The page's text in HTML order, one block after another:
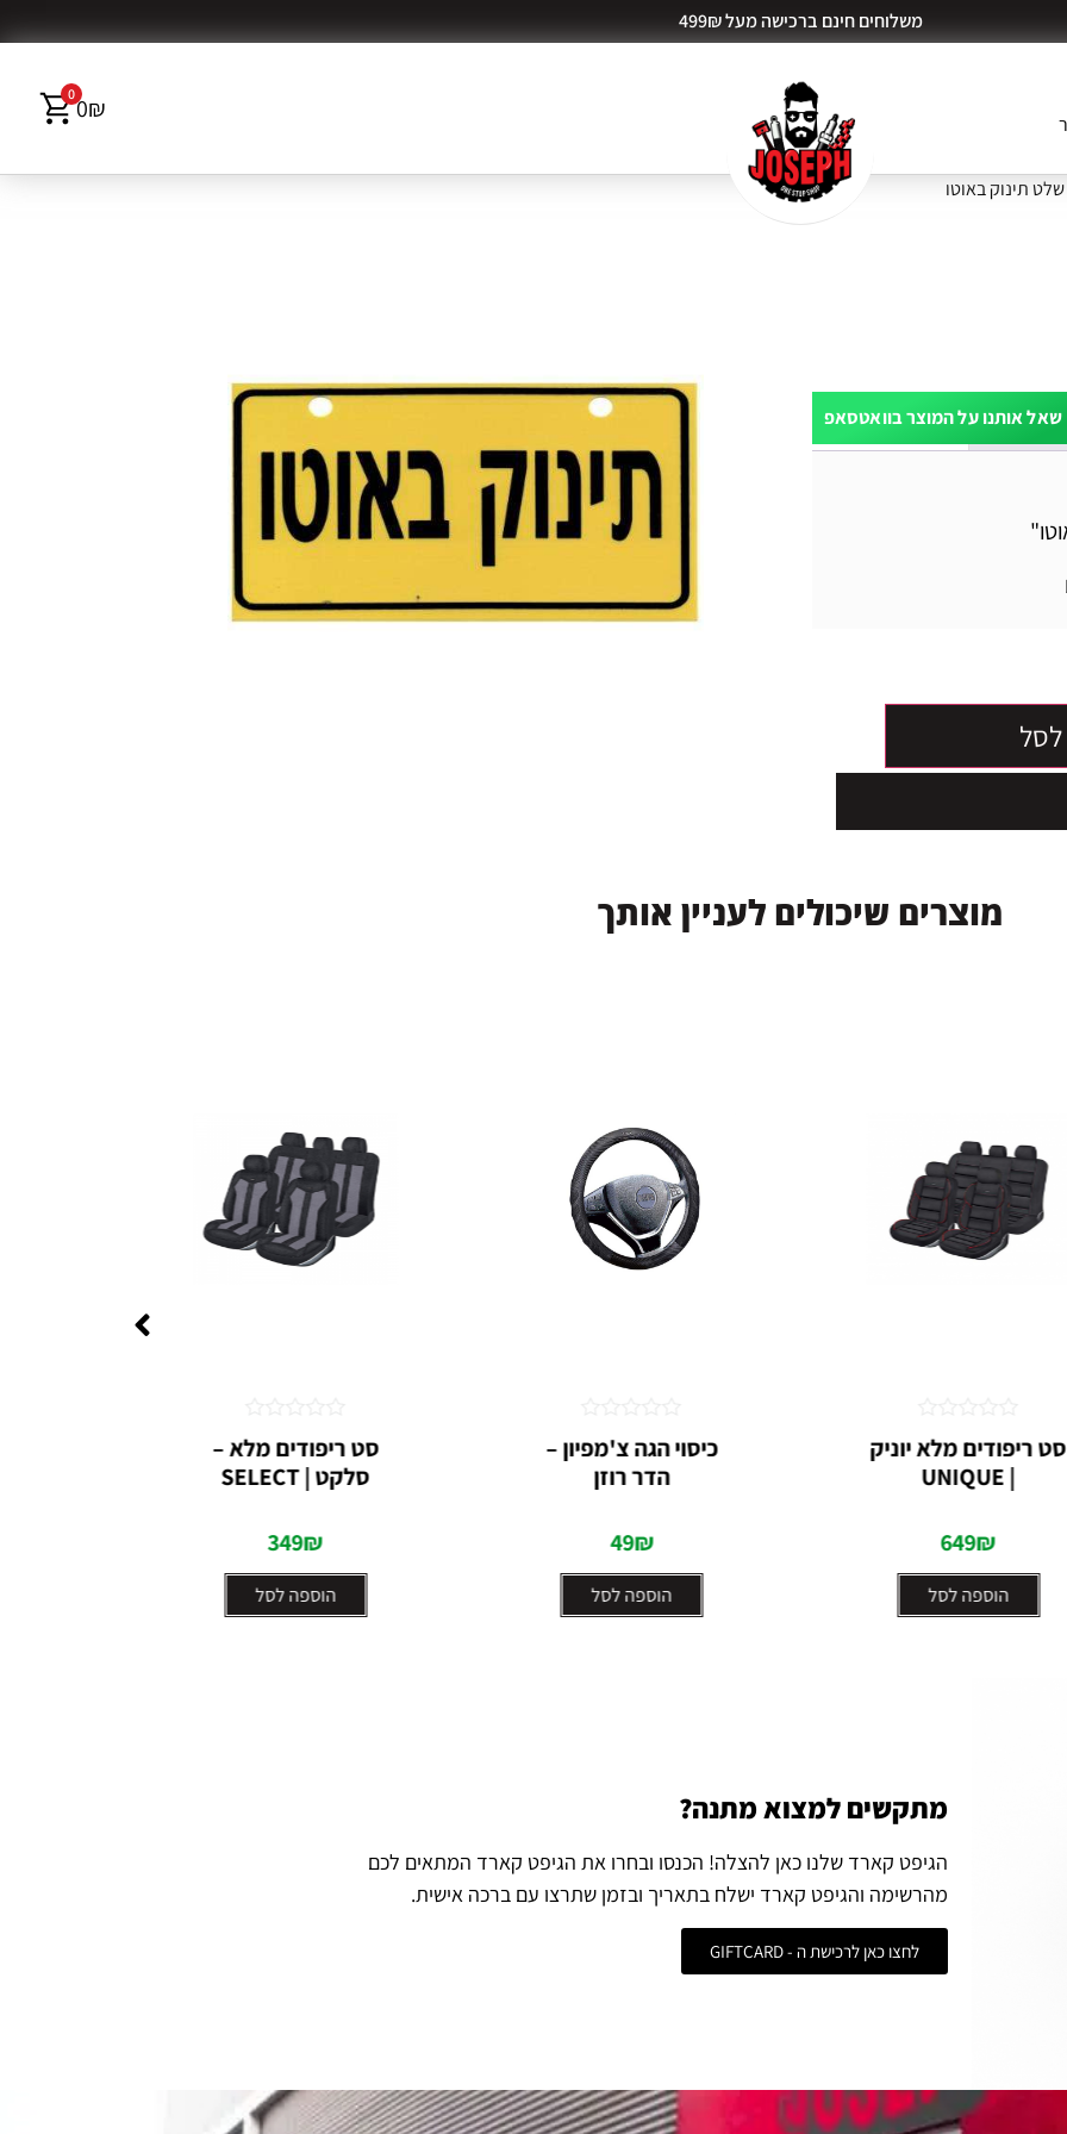
משלוחים חינם ברכישה מעל 499₪
00₪
תינוק באוטו
שאל אותנו על המוצר בוואטסאפ
דעת (0)
מוצרים שיכולים לעניין אותך
סט ריפודים מלא יוניק
| UNIQUE
649₪
הוספה לסל
0
כיסוי הגה צ'מפיון –
הדר רוזן
49₪
הוספה לסל
0
סט ריפודים מלא –
סלקט | SELECT
349₪
הוספה לסל
דורג
0
מתוך
מתקשים למצוא מתנה?
הגיפט קארד שלנו כאן להצלה! הכנסו ובחרו את הגיפט קארד המתאים לכם
מהרשימה והגיפט קארד ישלח בתאריך ובזמן שתרצו עם ברכה אישית.
לחצו כאן לרכישת ה - GIFTCARD